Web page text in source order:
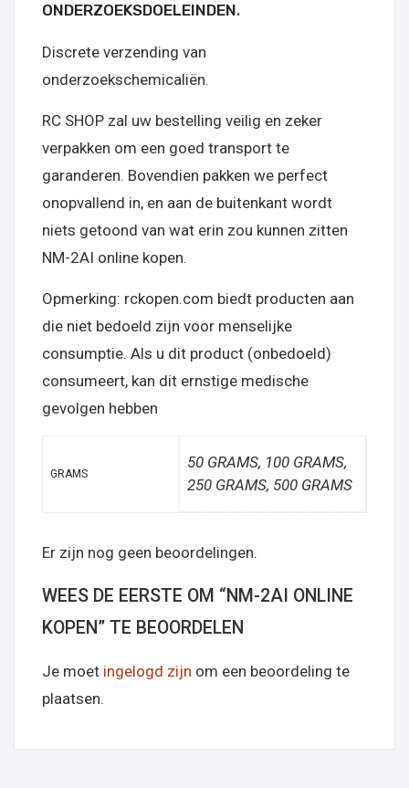
ONDERZOEKSDOELEINDEN.
Discrete verzending van
onderzoekschemicaliën.
RC SHOP zal uw bestelling veilig en zeker
verpakken om een goed transport te
garanderen. Bovendien pakken we perfect
onopvallend in, en aan de buitenkant wordt
niets getoond van wat erin zou kunnen zitten
NM-2AI online kopen.
Opmerking: rckopen.com biedt producten aan
die niet bedoeld zijn voor menselijke
consumptie. Als u dit product (onbedoeld)
consumeert, kan dit ernstige medische
gevolgen hebben
GRAMS
50 GRAMS, 100 GRAMS,
250 GRAMS, 500 GRAMS
Er zijn nog geen beoordelingen.
WEES DE EERSTE OM “NM-2AI ONLINE
KOPEN” TE BEOORDELEN
Je moet ingelogd zijn om een beoordeling te
plaatsen.